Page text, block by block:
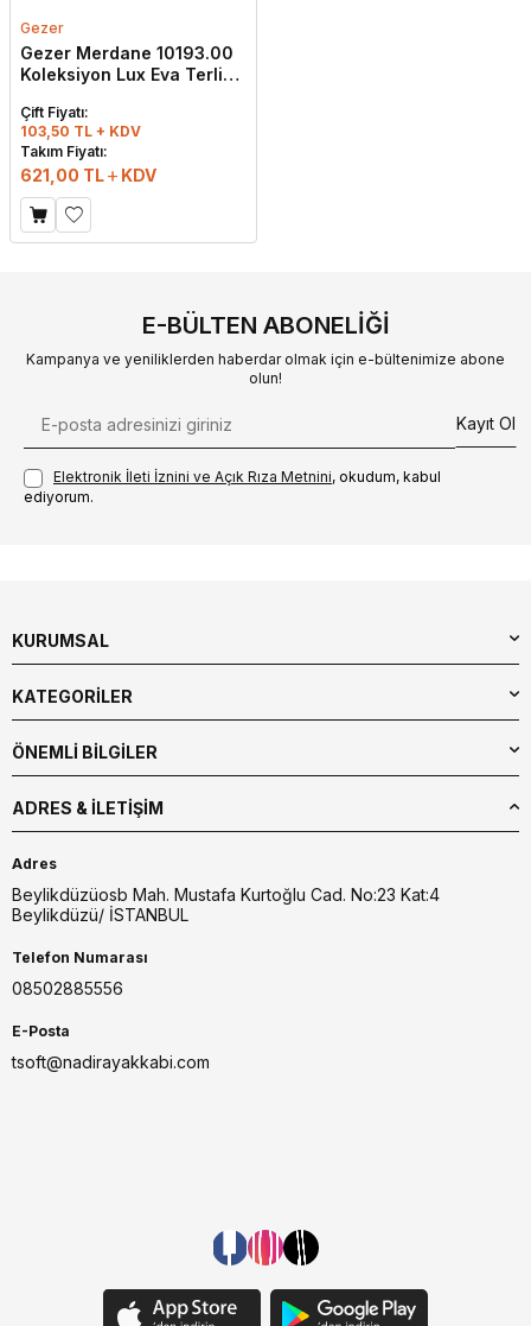
Gezer
Gezer Merdane 10193.00
Koleksiyon Lux Eva Terlik
Çift Fiyatı:
103,50 TL + KDV
Takım Fiyatı:
621,00 TL KDV
E-BÜLTEN ABONELIĞI
Kampanya ve yeniliklerden haberdar olmak için e-bültenimize abone
olun!
Kayıt Ol
Elektronik İleti İzni‌ni ve Açık Rıza Metni‌ni, okudum, kabul
ediyorum.
KURUMSAL
KATEGORİLER
ÖNEMLİ BİLGİLER
ADRES & İLETIŞIM
Adres
Beylikdüzüosb Mah. Mustafa Kurtoğlu Cad. No:23 Kat:4
Beylikdüzü/ İSTANBUL
Telefon Numarası
08502885556
E-Posta
tsoft@nadirayakkabi.com